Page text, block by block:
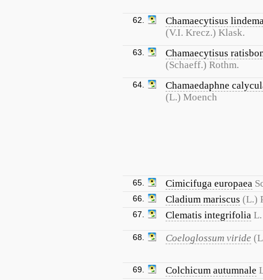
62.
Chamaecytisus
(V.I. Krecz.) Klask.
63.
Chamaecytisus
(Schaeff.) Rothm.
64.
Chamaedaphne
(L.) Moench
65. Cimicifuga europaea
66. Cladium mariscus (L.)
67. Clematis integrifolia L.
68. Coeloglossum viride
69. Colchicum autumnale